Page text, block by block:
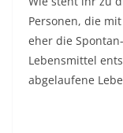
Personen, die
eher die
Lebensmittel
abgelaufene